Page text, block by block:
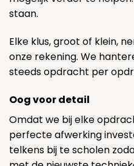
staan.
Elke klus, groot of klein,
onze rekening. We
steeds opdracht per
Oog voor detail
Omdat we bij elke
perfecte afwerking
telkens bij te scholen